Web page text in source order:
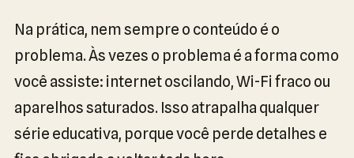
Na prática, nem sempre o conteúdo é o
problema. Às vezes o problema é a forma como
você assiste: internet oscilando, Wi-Fi fraco ou
aparelhos saturados. Isso atrapalha qualquer
série educativa, porque você perde detalhes e